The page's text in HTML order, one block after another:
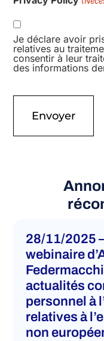
Je déclare avoir
relatives au
consentir à leur
des informations
28/11/2025
webinaire
actualités
personnel à
relatives à
non